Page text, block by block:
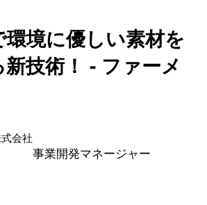
境に優しい素材を
技術！ - ファーメ
会社
事業開発マネージャー